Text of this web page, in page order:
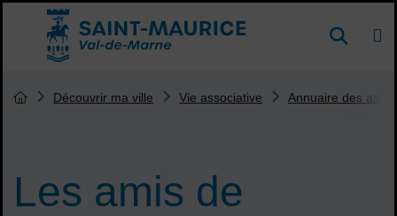
Menu de raccourcis
Accueil ville de Saint-Maurice DE
Les amis de
Vous êtes ici :
Page d'accueil du site
Découvrir ma ville Vie associative Annuaire des